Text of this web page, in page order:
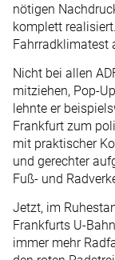
nötigen
komplett
Fahrradklimatest
Nicht bei allen
mitziehen, Pop-
lehnte er
Frankfurt zum
mit praktischer
und gerechter
Fuß- und
Jetzt, im
Frankfurts U-
immer mehr